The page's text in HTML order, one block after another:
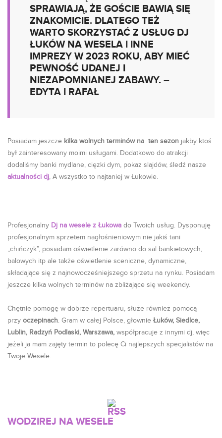
SPRAWIAJĄ, ŻE GOŚCIE BAWIĄ SIĘ
ZNAKOMICIE. DLATEGO TEŻ
WARTO SKORZYSTAĆ Z USŁUG DJ
ŁUKÓW NA WESELA I INNE
IMPREZY W 2023 ROKU, ABY MIEĆ
PEWNOŚĆ UDANEJ I
NIEZAPOMNIANEJ ZABAWY. –
EDYTA I RAFAŁ
Posiadam jeszcze kilka wolnych terminów na ten sezon jakby ktoś
był zainteresowany moimi usługami. Dodatkowo do atrakcji
dodaliśmy banki mydlane, cięzki dym, pokaz slajdów, śledź nasze
aktualności dj, A wszystko to najtaniej w Łukowie.
Profesjonalny Dj na wesele z Łukowa do Twoich usług. Dysponuję
profesjonalnym sprzetem nagłośnieniowym nie jakiś tani
„chińczyk”, posiadam oświetlenie zarówno do sal bankietowych,
balowych itp ale także oświetlenie sceniczne, dynamiczne,
składające się z najnowocześniejszego sprzetu na rynku. Posiadam
jeszcze kilka wolnych terminów na zbliżające się weekendy.
Chętnie pomogę w dobrze repertuaru, służe również pomocą
przy oczepinach. Gram w całej Polsce, głownie Łuków, Siedlce,
Lublin, Radzyń Podlaski, Warszawa, współpracuje z innymi dj, więc
jeżeli ja mam zajęty termin to polecę Ci najlepszych specjalistów na
Twoje Wesele.
WODZIREJ NA WESELE